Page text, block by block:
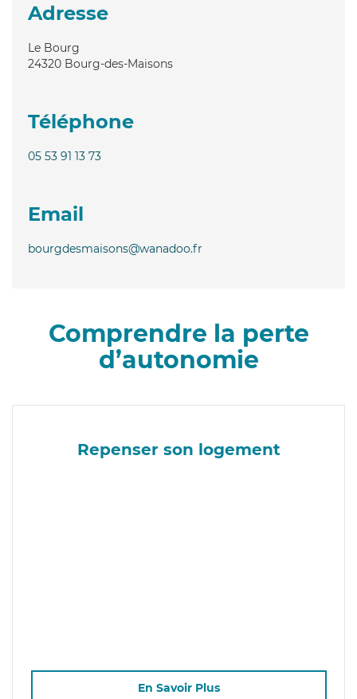
Adresse
Le Bourg
24320 Bourg-des-Maisons
Téléphone
05 53 91 13 73
Email
bourgdesmaisons@wanadoo.fr
Comprendre la perte
d’autonomie
Repenser son logement
En Savoir Plus